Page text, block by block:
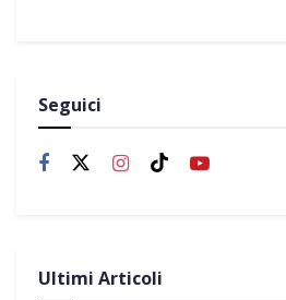
Seguici
Ultimi Articoli